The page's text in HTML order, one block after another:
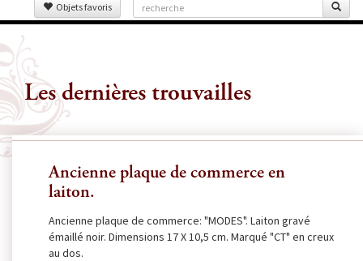
Objets favoris
Les dernières trouvailles
Ancienne plaque de commerce en
laiton.
Ancienne plaque de commerce: "MODES". Laiton gravé
émaillé noir. Dimensions 17 X 10,5 cm. Marqué "CT" en creux
au dos.